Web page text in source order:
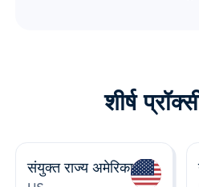
शीर्ष
संयुक्त राज्य अमेरिका